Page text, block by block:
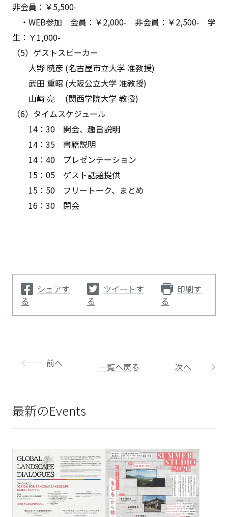
非会員：￥5,500-
・WEB参加 会員：￥2,000- 非会員：￥2,500- 学
生：￥1,000-
（5）ゲストスピーカー
大野 暁彦 (名古屋市立大学 准教授)
武田 重昭 (大阪公立大学 准教授)
山﨑 亮 (関西学院大学 教授)
（6）タイムスケジュール
14：30 開会、趣旨説明
14：35 書籍説明
14：40 プレゼンテーション
15：05 ゲスト話題提供
15：50 フリートーク、まとめ
16：30 閉会
シェアす
る
ツイートす
る
印刷す
る
前へ 一覧へ戻る 次へ
最新のEvents